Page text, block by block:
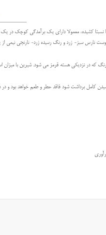
نسبتا کشیده، معمولا دارای یک برآمدگی کوچک
نارس سبز- زرد و رنگ رسیده زرد- نارنجی نیمی
که در نزدیکی هسته قرمز می شود. شیرین با میزان
کامل برداشت شود فاقد عطر و طعم خواهد بود و